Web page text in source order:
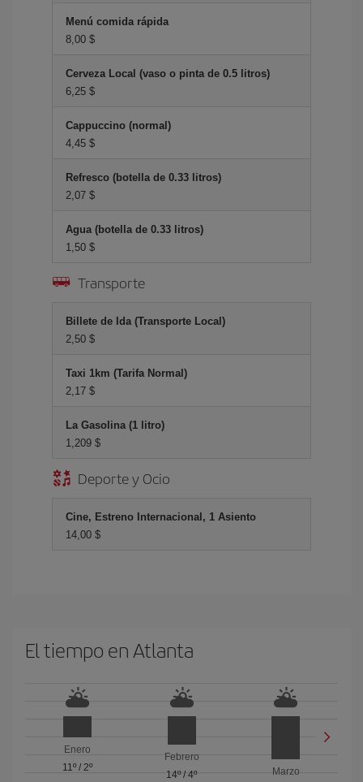
Menú comida rápida
8,00 $
Cerveza Local (vaso o pinta de 0.5 litros)
6,25 $
Cappuccino (normal)
4,45 $
Refresco (botella de 0.33 litros)
2,07 $
Agua (botella de 0.33 litros)
1,50 $
Transporte
Billete de Ida (Transporte Local)
2,50 $
Taxi 1km (Tarifa Normal)
2,17 $
La Gasolina (1 litro)
1,209 $
Deporte y Ocio
Cine, Estreno Internacional, 1 Asiento
14,00 $
El tiempo en Atlanta
Enero
11º/ 2º
Febrero
14º/ 4º
Marzo